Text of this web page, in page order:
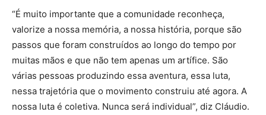
“É muito importante que a comunidade reconheça,
valorize a nossa memória, a nossa história, porque são
passos que foram construídos ao longo do tempo por
muitas mãos e que não tem apenas um artífice. São
várias pessoas produzindo essa aventura, essa luta,
nessa trajetória que o movimento construiu até agora. A
nossa luta é coletiva. Nunca será individual”, diz Cláudio.